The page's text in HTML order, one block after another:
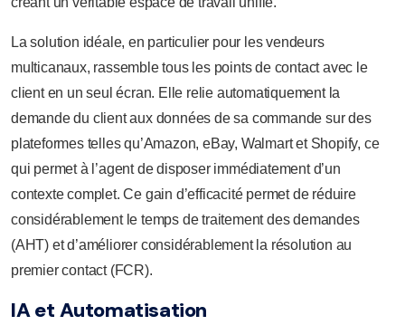
La solution idéale, en particulier pour les vendeurs
multicanaux, rassemble tous les points de contact avec le
client en un seul écran. Elle relie automatiquement la
demande du client aux données de sa commande sur des
plateformes telles qu’Amazon, eBay, Walmart et Shopify, ce
qui permet à l’agent de disposer immédiatement d’un
contexte complet. Ce gain d’efficacité permet de réduire
considérablement le temps de traitement des demandes
(AHT) et d’améliorer considérablement la résolution au
premier contact (FCR).
IA et Automatisation